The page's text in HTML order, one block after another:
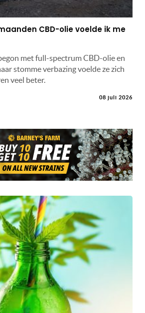
CBD-olie voelde ik me
met full-spectrum CBD-olie en
stomme verbazing voelde ze zich
veel beter.
08 juli 2026